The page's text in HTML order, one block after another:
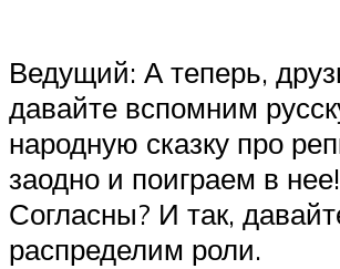
Ведущий: А теперь,
давайте вспомним
народную сказку про
заодно и поиграем в нее!
Согласны? И так,
распределим роли.